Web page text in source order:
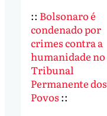
:: Bolsonaro é
condenado por
crimes contra a
humanidade no
Tribunal
Permanente dos
Povos ::